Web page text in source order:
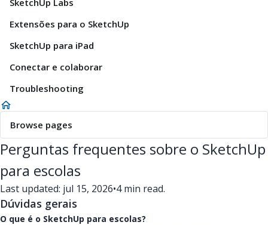
SketchUp Labs
Extensões para o SketchUp
SketchUp para iPad
Conectar e colaborar
Troubleshooting
Browse pages
Perguntas frequentes sobre o SketchUp
para escolas
Last updated: jul 15, 2026•4 min read.
Dúvidas gerais
O que é o SketchUp para escolas?